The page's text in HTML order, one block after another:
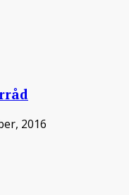
2016